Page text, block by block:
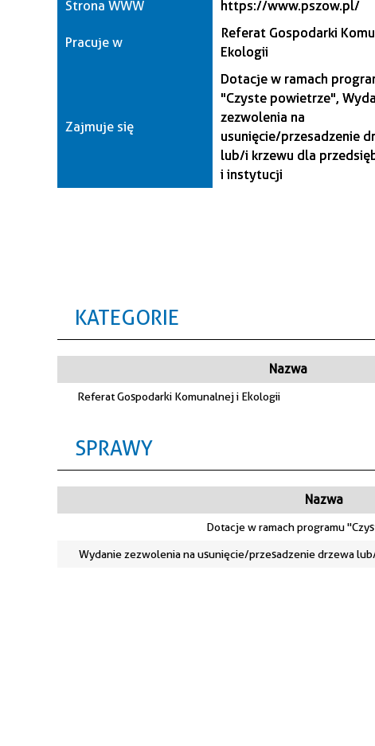
Strona WWW https://www.pszow.pl/
Pracuje w
Referat Gospodarki
Ekologii
Zajmuje się
Dotacje w ramach
"Czyste powietrze",
zezwolenia na
usunięcie/przesadzenie
lub/i krzewu dla
i instytucji
KATEGORIE
Nazwa
Referat Gospodarki Komunalnej i Ekologii
SPRAWY
Nazwa
Dotacje w ramach programu
Wydanie zezwolenia na usunięcie/przesadzenie drzewa